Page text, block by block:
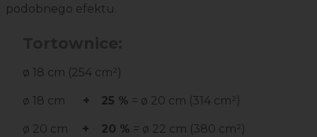
podobnego efektu.
ø 18 cm (254 cm²)
ø 18 cm + 25 % = ø 20 cm (314 cm²)
ø 20 cm + 20 % = ø 22 cm (380 cm²)